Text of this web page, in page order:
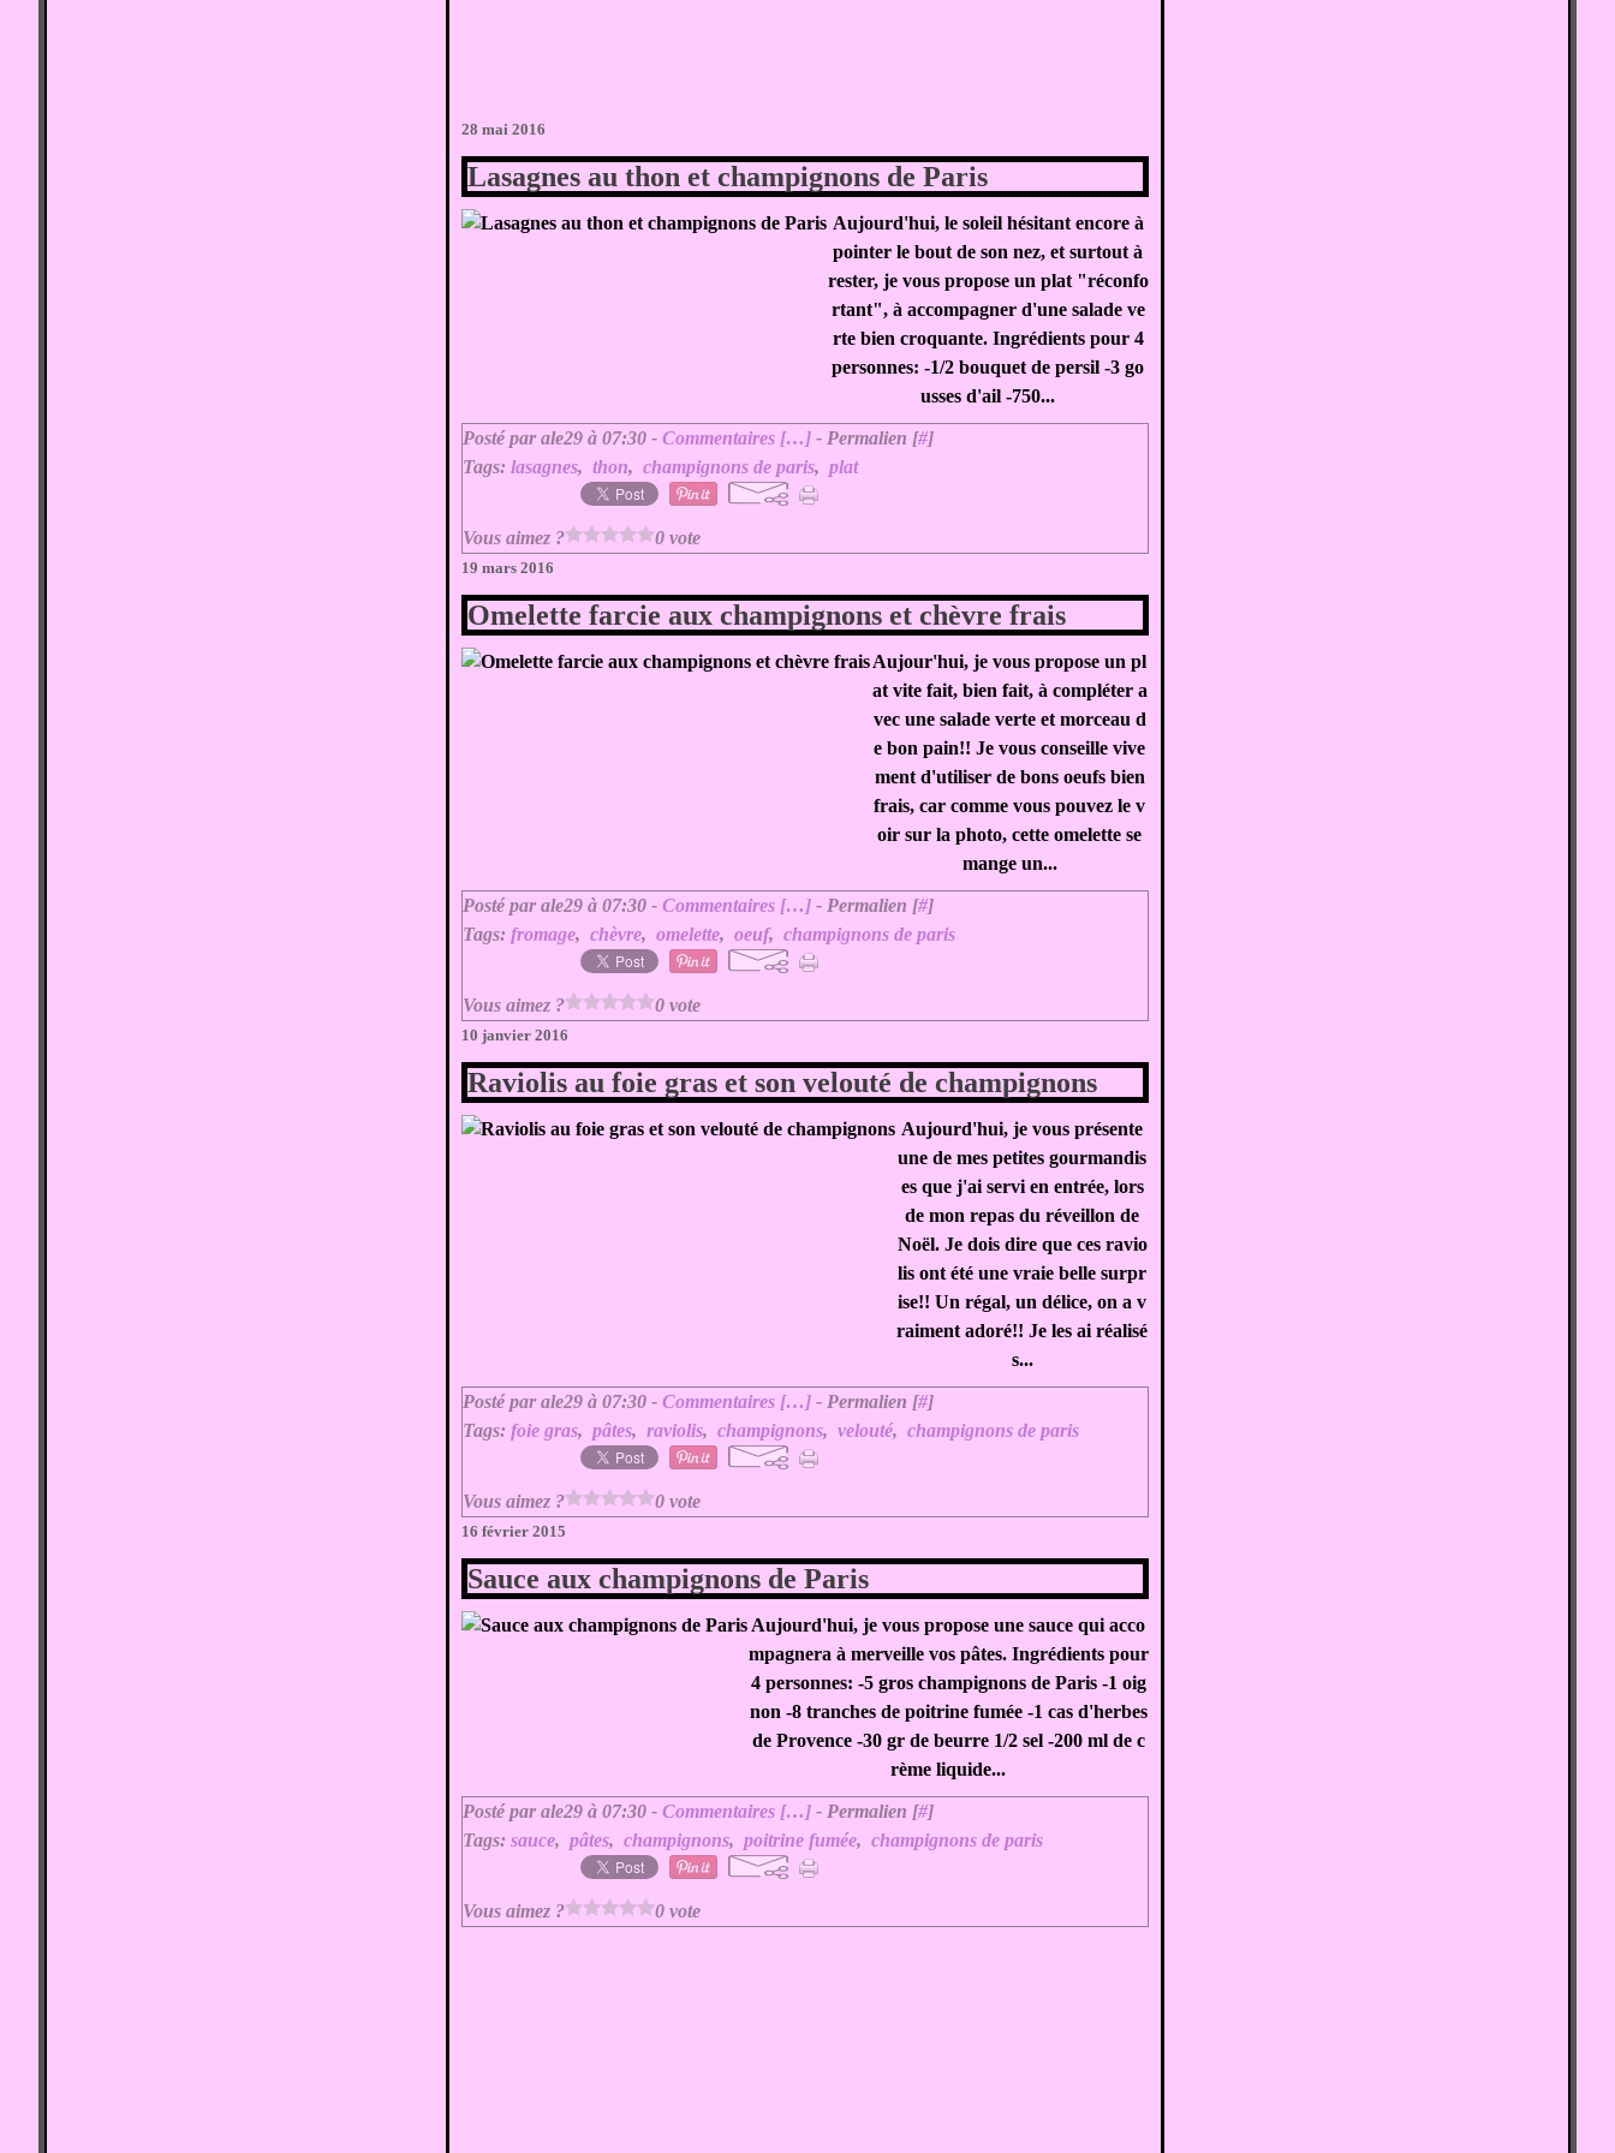
28 mai 2016
Lasagnes au thon et champignons de Paris
Aujourd'hui, le soleil hésitant encore à
pointer le bout de son nez, et surtout à
rester, je vous propose un plat "réconfo
rtant", à accompagner d'une salade ve
rte bien croquante. Ingrédients pour 4
personnes: -1/2 bouquet de persil -3 go
usses d'ail -750...
Posté par ale29 à 07:30 -Commentaires […] - Permalien [#]
Tags:lasagnes,thon,champignons de paris,plat
Vous aimez ? 0 vote
19 mars 2016
Omelette farcie aux champignons et chèvre frais
Aujour'hui, je vous propose un pl
at vite fait, bien fait, à compléter a
vec une salade verte et morceau d
e bon pain!! Je vous conseille vive
ment d'utiliser de bons oeufs bien
frais, car comme vous pouvez le v
oir sur la photo, cette omelette se
mange un...
Posté par ale29 à 07:30 -Commentaires […] - Permalien [#]
Tags:fromage,chèvre,omelette,oeuf,champignons de paris
Vous aimez ? 0 vote
10 janvier 2016
Raviolis au foie gras et son velouté de champignons
Aujourd'hui, je vous présente
une de mes petites gourmandis
es que j'ai servi en entrée, lors
de mon repas du réveillon de
Noël. Je dois dire que ces ravio
lis ont été une vraie belle surpr
ise!! Un régal, un délice, on a v
raiment adoré!! Je les ai réalisé
s...
Posté par ale29 à 07:30 -Commentaires […] - Permalien [#]
Tags:foie gras,pâtes,raviolis,champignons,velouté,champignons de paris
Vous aimez ? 0 vote
16 février 2015
Sauce aux champignons de Paris
Aujourd'hui, je vous propose une sauce qui acco
mpagnera à merveille vos pâtes. Ingrédients pour
4 personnes: -5 gros champignons de Paris -1 oig
non -8 tranches de poitrine fumée -1 cas d'herbes
de Provence -30 gr de beurre 1/2 sel -200 ml de c
rème liquide...
Posté par ale29 à 07:30 -Commentaires […] - Permalien [#]
Tags:sauce,pâtes,champignons,poitrine fumée,champignons de paris
Vous aimez ? 0 vote